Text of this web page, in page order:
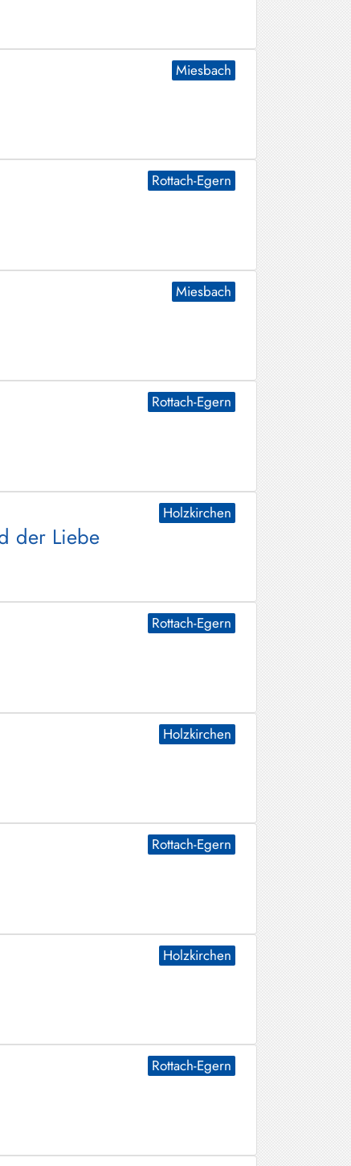
Miesbach
Rottach-Egern
Miesbach
Rottach-Egern
Holzkirchen
der Liebe
Rottach-Egern
Holzkirchen
Rottach-Egern
Holzkirchen
Rottach-Egern